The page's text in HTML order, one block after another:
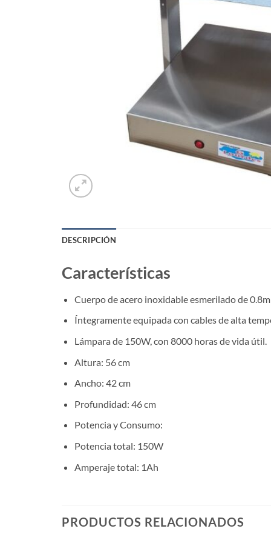
DESCRIPCIÓN
Características
Cuerpo de acero inoxidable esmerilado de
Íntegramente equipada con cables de alta
Lámpara de 150W, con 8000 horas de vida útil.
Altura: 56 cm
Ancho: 42 cm
Profundidad: 46 cm
Potencia y Consumo:
Potencia total: 150W
Amperaje total: 1Ah
PRODUCTOS RELACIONADOS